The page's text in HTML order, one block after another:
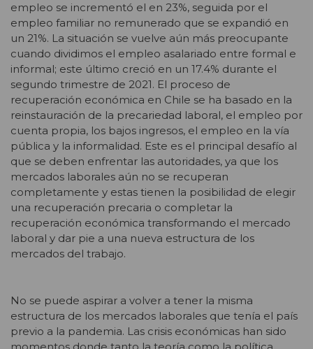
empleo se incrementó el en 23%, seguida por el
empleo familiar no remunerado que se expandió en
un 21%. La situación se vuelve aún más preocupante
cuando dividimos el empleo asalariado entre formal e
informal; este último creció en un 17.4% durante el
segundo trimestre de 2021. El proceso de
recuperación económica en Chile se ha basado en la
reinstauración de la precariedad laboral, el empleo por
cuenta propia, los bajos ingresos, el empleo en la vía
pública y la informalidad. Este es el principal desafío al
que se deben enfrentar las autoridades, ya que los
mercados laborales aún no se recuperan
completamente y estas tienen la posibilidad de elegir
una recuperación precaria o completar la
recuperación económica transformando el mercado
laboral y dar pie a una nueva estructura de los
mercados del trabajo.
No se puede aspirar a volver a tener la misma
estructura de los mercados laborales que tenía el país
previo a la pandemia. Las crisis económicas han sido